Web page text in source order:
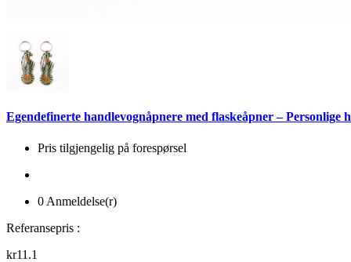
Egendefinerte handlevognåpnere med flaskeåpner –
Pris tilgjengelig på forespørsel
0 Anmeldelse(r)
Referansepris :
kr11.1